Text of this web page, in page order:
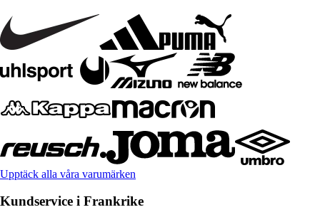
Upptäck alla våra varumärken
Kundservice i Frankrike